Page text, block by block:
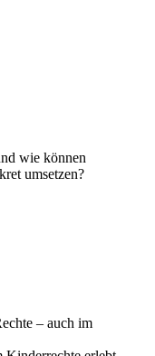
in der Kita. Hier
und
sondern eine
Kinder sich ernst